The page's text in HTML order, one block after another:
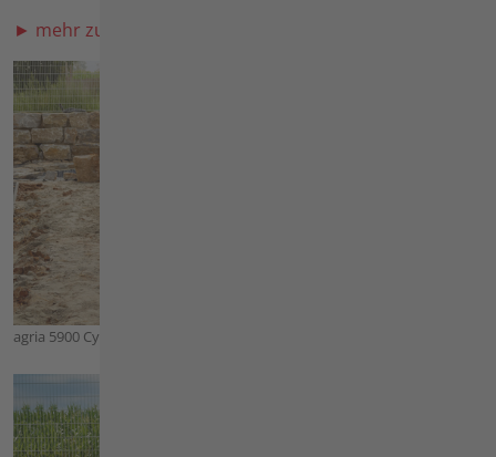
agria 5900 Cyclone mit Umkehrfräse
► mehr zu den Geräteträgern